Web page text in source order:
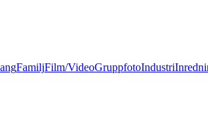
FamiljFilm/VideoGruppfotoIndustri